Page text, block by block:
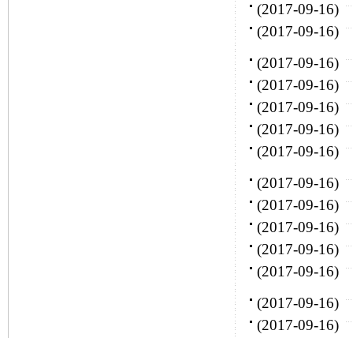
(2017-09-16)
(2017-09-16)
(2017-09-16)
(2017-09-16)
(2017-09-16)
(2017-09-16)
(2017-09-16)
(2017-09-16)
(2017-09-16)
(2017-09-16)
(2017-09-16)
(2017-09-16)
(2017-09-16)
(2017-09-16)